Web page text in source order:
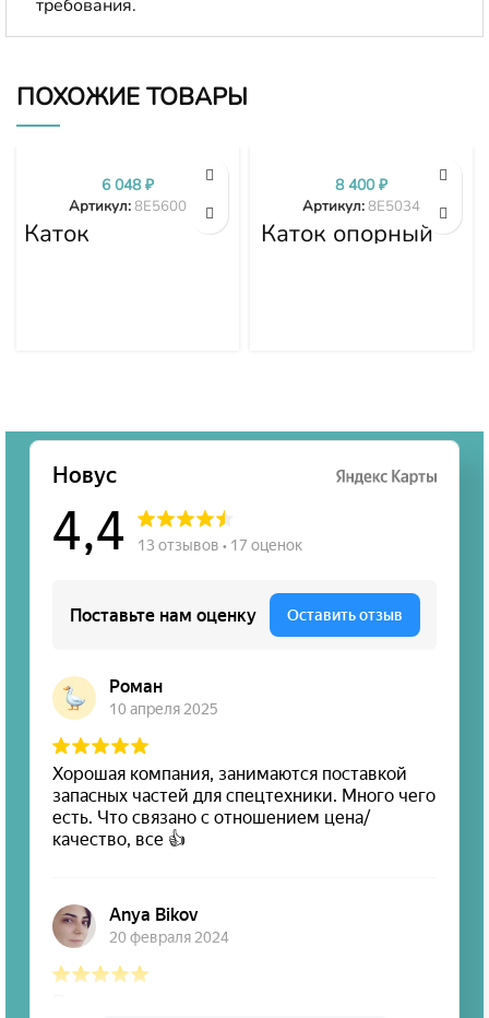
требования.
ПОХОЖИЕ ТОВАРЫ
Каток
поддерживающий
Артикул:8E5600
6 048₽
Каток опорный
8E5034
Артикул:8E5034
8 400₽